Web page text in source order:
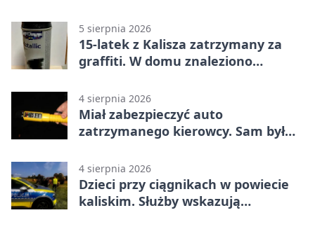
5 sierpnia 2026
15-latek z Kalisza zatrzymany za
graffiti. W domu znaleziono
4 sierpnia 2026
Miał zabezpieczyć auto
zatrzymanego kierowcy. Sam był
4 sierpnia 2026
Dzieci przy ciągnikach w powiecie
kaliskim. Służby wskazują